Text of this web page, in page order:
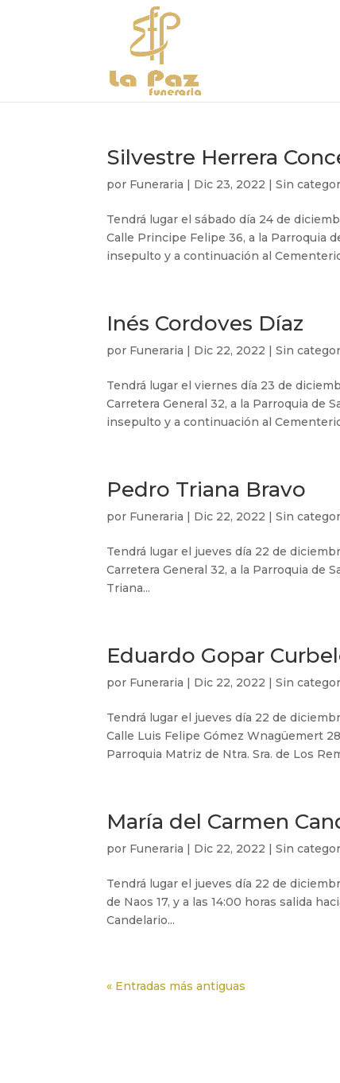
Silvestre Herrera
por Funeraria | Dic 23, 2022 |Sin
Tendrá lugar el sábado día 24 de
Calle Principe Felipe 36, a la Parroquia
insepulto y a continuación al
Inés Cordoves Díaz
por Funeraria | Dic 22, 2022 |Sin
Tendrá lugar el viernes día 23 de
Carretera General 32, a la Parroquia de
insepulto y a continuación al
Pedro Triana Bravo
por Funeraria | Dic 22, 2022 |Sin
Tendrá lugar el jueves día 22 de
Carretera General 32, a la Parroquia de
Triana...
Eduardo Gopar
por Funeraria | Dic 22, 2022 |Sin
Tendrá lugar el jueves día 22 de
Calle Luis Felipe Gómez Wnagüemert
Parroquia Matriz de Ntra. Sra. de Los
María del Carmen
por Funeraria | Dic 22, 2022 |Sin
Tendrá lugar el jueves día 22 de
de Naos 17, y a las 14:00 horas salida
Candelario...
« Entradas más antiguas